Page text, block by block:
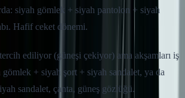
siyah gömlek + siyah pantolon + siyah
Hafif ceket dönemi.
ediliyor (güneşi çekiyor) ama akşamları iş
+ siyah şort + siyah sandalet, ya da
sandalet, çanta, güneş gözlüğü.